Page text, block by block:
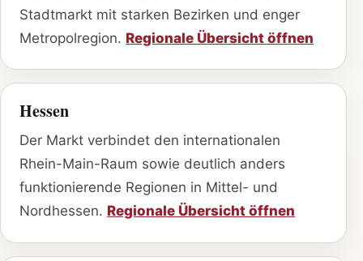
Stadtmarkt mit starken Bezirken und enger
Metropolregion. Regionale Übersicht öffnen
Hessen
Der Markt verbindet den internationalen
Rhein-Main-Raum sowie deutlich anders
funktionierende Regionen in Mittel- und
Nordhessen. Regionale Übersicht öffnen